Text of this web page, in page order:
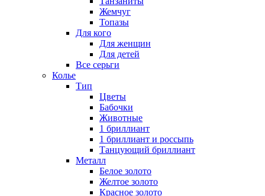
Жемчуг
Топазы
Для кого
Для женщин
Для детей
Все серьги
Колье
Тип
Цветы
Бабочки
Животные
1 бриллиант
1 бриллиант и россыпь
Танцующий бриллиант
Металл
Белое золото
Желтое золото
Красное золото